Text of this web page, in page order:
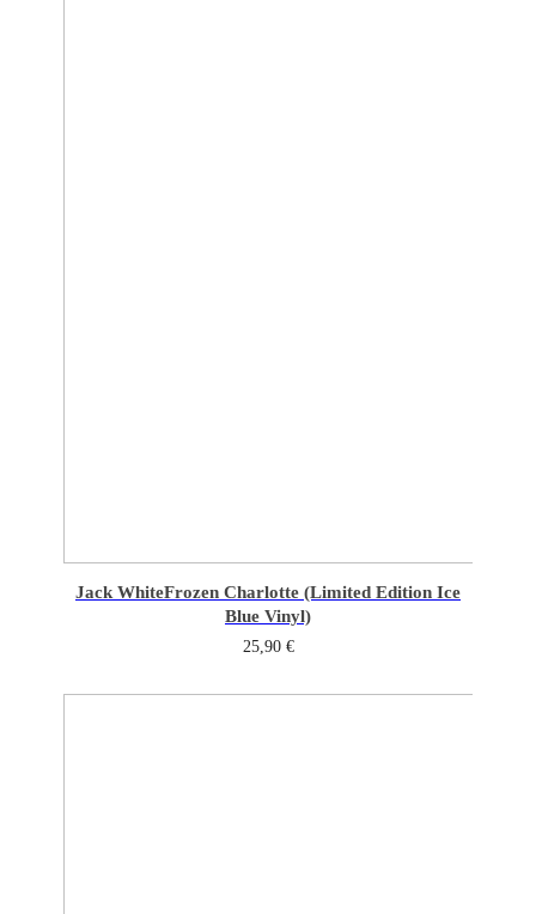
Jack WhiteFrozen Charlotte (Limited Edition Ice
Blue Vinyl)
25,90 €